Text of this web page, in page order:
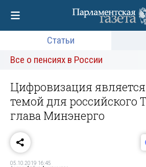
Статьи
Все о пенсиях в России
Цифровизация
темой для российского
глава Минэнерго
05.10.2019 16:45